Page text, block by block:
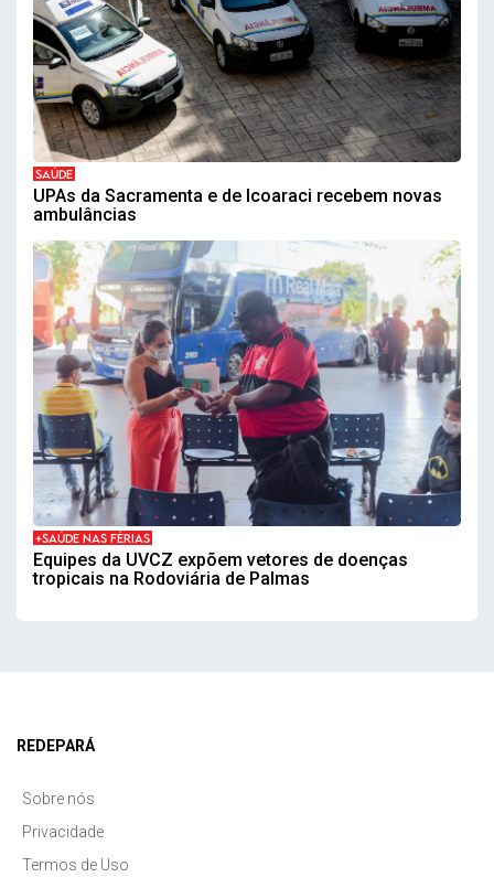
SAÚDE
UPAs da Sacramenta e de Icoaraci recebem novas
ambulâncias
+SAÚDE NAS FÉRIAS
Equipes da UVCZ expõem vetores de doenças
tropicais na Rodoviária de Palmas
REDEPARÁ
Sobre nós
Privacidade
Termos de Uso